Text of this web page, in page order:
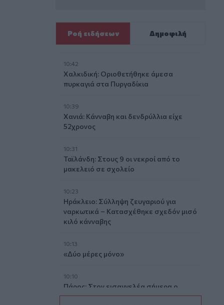
Ροή ειδήσεων Δημοφιλή
10:42
Χαλκιδική: Οριοθετήθηκε άμεσα
πυρκαγιά στα Πυργαδίκια
10:39
Χανιά: Κάνναβη και δενδρύλλια είχε
52χρονος
10:31
Ταϊλάνδη: Στους 9 οι νεκροί από το
μακελειό σε σχολείο
10:23
Ηράκλειο: Σύλληψη ζευγαριού για
ναρκωτικά – Κατασχέθηκε σχεδόν μισό
κιλό κάνναβης
10:13
«Δύο μέρες μόνο»
10:10
Πάρος: Στον εισαγγελέα σήμερα ο
ιδιοκτήτης του beach bar για τον θάνατο